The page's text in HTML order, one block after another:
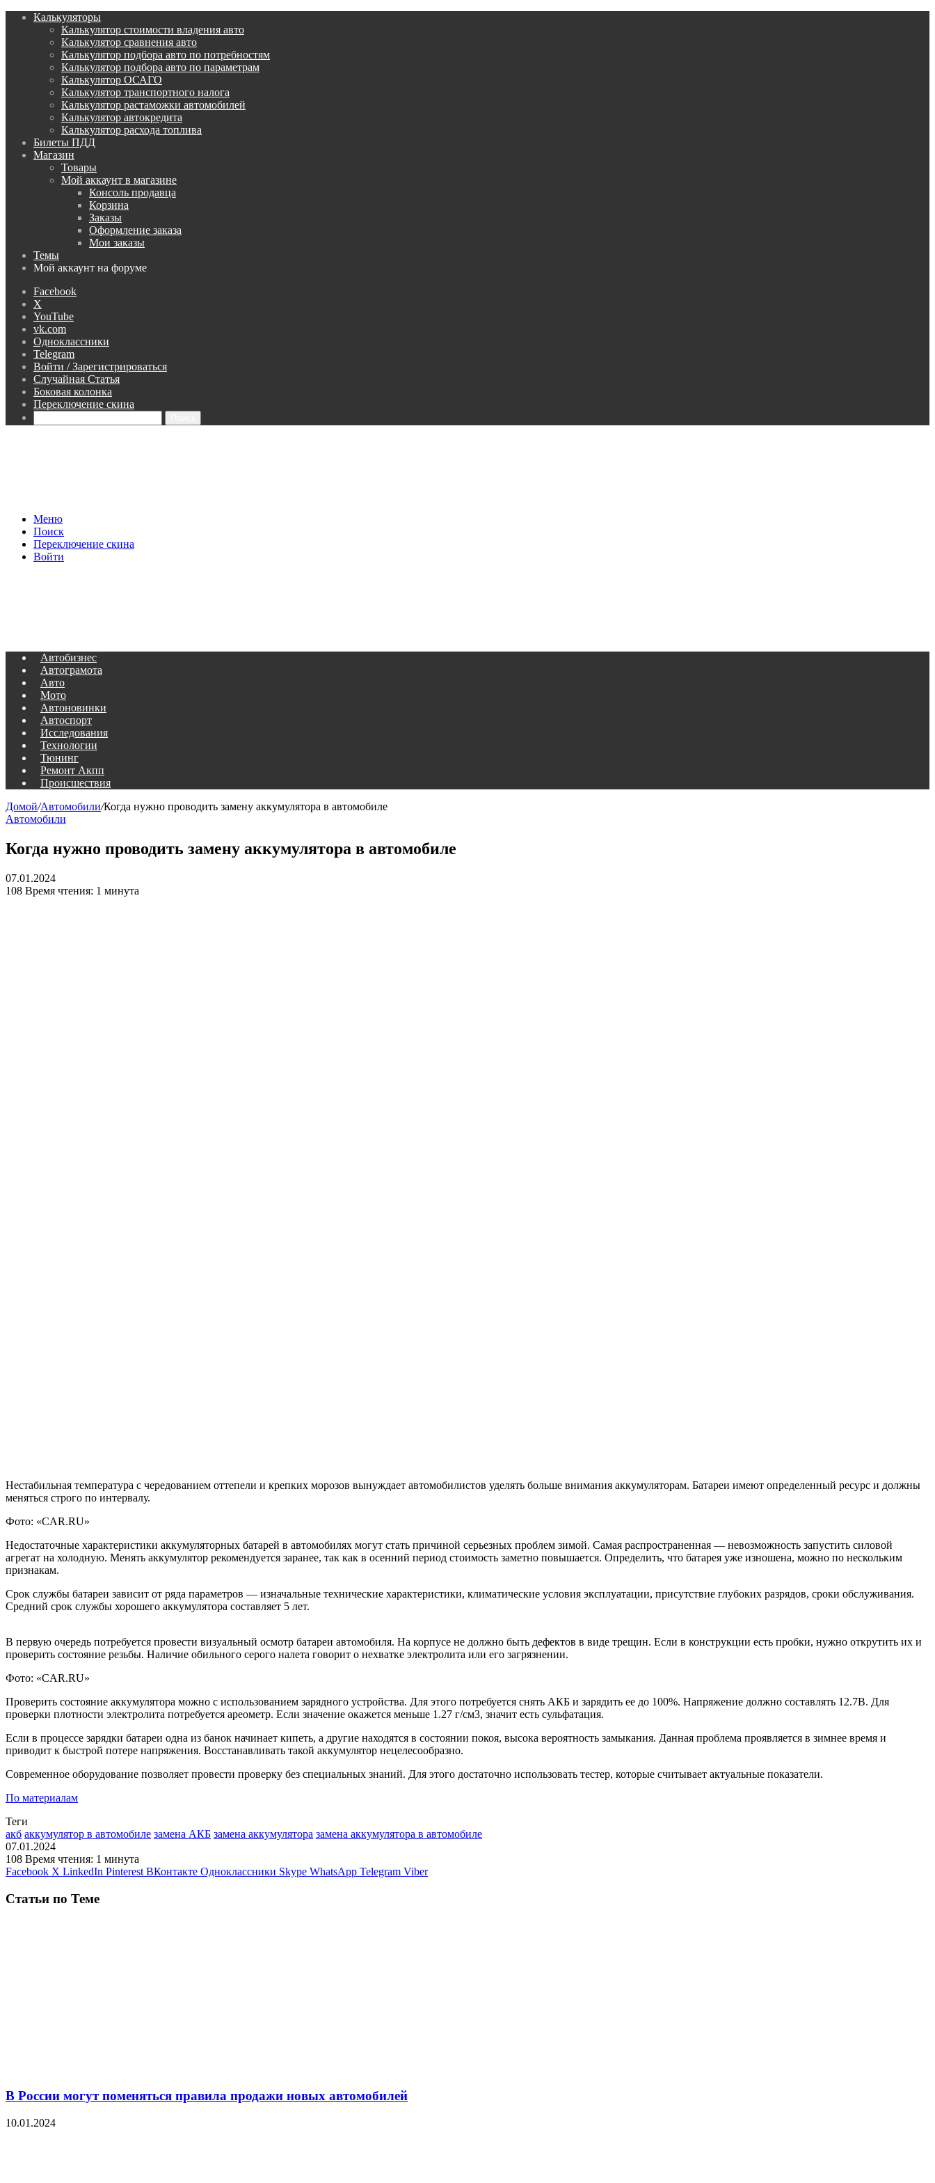
Калькуляторы
Калькулятор стоимости владения авто
Калькулятор сравнения авто
Калькулятор подбора авто по потребностям
Калькулятор подбора авто по параметрам
Калькулятор ОСАГО
Калькулятор транспортного налога
Калькулятор растаможки автомобилей
Калькулятор автокредита
Калькулятор расхода топлива
Билеты ПДД
Магазин
Товары
Мой аккаунт в магазине
Консоль продавца
Корзина
Заказы
Оформление заказа
Мои заказы
Темы
Мой аккаунт на форуме
Facebook
X
YouTube
vk.com
Одноклассники
Telegram
Войти / Зарегистрироваться
Случайная Статья
Боковая колонка
Переключение скина
Меню
Поиск
Переключение скина
Войти
Автобизнес
Автограмота
Авто
Мото
Автоновинки
Автоспорт
Исследования
Технологии
Тюнинг
Ремонт Акпп
Происшествия
Домой/Автомобили/Когда нужно проводить замену аккумулятора в автомобиле
Автомобили
Когда нужно проводить замену аккумулятора в автомобиле
07.01.2024
108 Время чтения: 1 минута
Нестабильная температура с чередованием оттепели и крепких морозов вынуждает автомобилистов уделять больше внимания аккумуляторам. Батареи имеют определенный ресурс и должны
меняться строго по интервалу.
Фото: «CAR.RU»
Недостаточные характеристики аккумуляторных батарей в автомобилях могут стать причиной серьезных проблем зимой. Самая распространенная — невозможность запустить силовой
агрегат на холодную. Менять аккумулятор рекомендуется заранее, так как в осенний период стоимость заметно повышается. Определить, что батарея уже изношена, можно по нескольким
признакам.
Срок службы батареи зависит от ряда параметров — изначальные технические характеристики, климатические условия эксплуатации, присутствие глубоких разрядов, сроки обслуживания.
Средний срок службы хорошего аккумулятора составляет 5 лет.
В первую очередь потребуется провести визуальный осмотр батареи автомобиля. На корпусе не должно быть дефектов в виде трещин. Если в конструкции есть пробки, нужно открутить их и
проверить состояние резьбы. Наличие обильного серого налета говорит о нехватке электролита или его загрязнении.
Фото: «CAR.RU»
Проверить состояние аккумулятора можно с использованием зарядного устройства. Для этого потребуется снять АКБ и зарядить ее до 100%. Напряжение должно составлять 12.7В. Для
проверки плотности электролита потребуется ареометр. Если значение окажется меньше 1.27 г/см3, значит есть сульфатация.
Если в процессе зарядки батареи одна из банок начинает кипеть, а другие находятся в состоянии покоя, высока вероятность замыкания. Данная проблема проявляется в зимнее время и
приводит к быстрой потере напряжения. Восстанавливать такой аккумулятор нецелесообразно.
Современное оборудование позволяет провести проверку без специальных знаний. Для этого достаточно использовать тестер, которые считывает актуальные показатели.
По материалам
Теги
акб аккумулятор в автомобиле замена АКБ замена аккумулятора замена аккумулятора в автомобиле
07.01.2024
108 Время чтения: 1 минута
Facebook X LinkedIn Pinterest ВКонтакте Одноклассники Skype WhatsApp Telegram Viber
Статьи по Теме
В России могут поменяться правила продажи новых автомобилей
10.01.2024